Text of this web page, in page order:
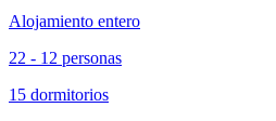
Alojamiento entero
22 - 12 personas
15 dormitorios